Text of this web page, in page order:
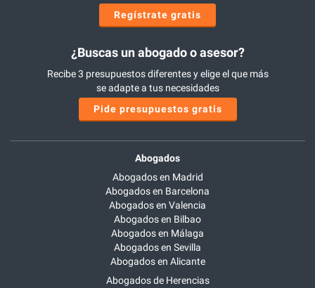
Regístrate gratis
¿Buscas un abogado o asesor?
Recibe 3 presupuestos diferentes y elige el que más
se adapte a tus necesidades
Pide presupuestos gratis
Abogados
Abogados en Madrid
Abogados en Barcelona
Abogados en Valencia
Abogados en Bilbao
Abogados en Málaga
Abogados en Sevilla
Abogados en Alicante
Abogados de Herencias